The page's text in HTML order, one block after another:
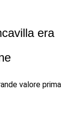
era
valore prima